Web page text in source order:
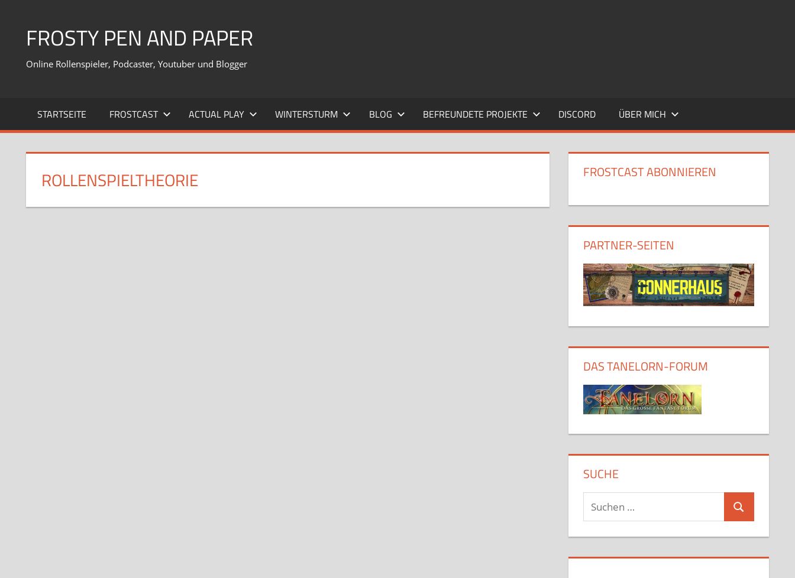
springenFROSTY PEN AND PAPER
Online Rollenspieler, Podcaster, Youtuber und Blogger
STARTSEITE FROSTCAST ACTUAL PLAY WINTERSTURM BLOG BEFREUNDETE PROJEKTE DISCORD ÜBER MICH
ROLLENSPIELTHEORIE FROSTCAST ABONNIEREN
PARTNER-SEITEN
DAS TANELORN-FORUM
SUCHE
Suchen
nach:
Suchen